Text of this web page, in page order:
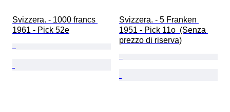
Svizzera. - 1000 francs
1961 - Pick 52e
Svizzera. - 5 Franken
1951 - Pick 11o  (Senza
prezzo di riserva)